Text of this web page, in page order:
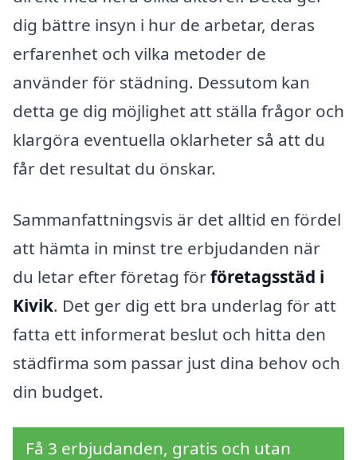
dig bättre insyn i hur de arbetar, deras
erfarenhet och vilka metoder de
använder för städning. Dessutom kan
detta ge dig möjlighet att ställa frågor och
klargöra eventuella oklarheter så att du
får det resultat du önskar.
Sammanfattningsvis är det alltid en fördel
att hämta in minst tre erbjudanden när
du letar efter företag förföretagsstäd i
Kivik. Det ger dig ett bra underlag för att
fatta ett informerat beslut och hitta den
städfirma som passar just dina behov och
din budget.
Få 3 erbjudanden, gratis och utan